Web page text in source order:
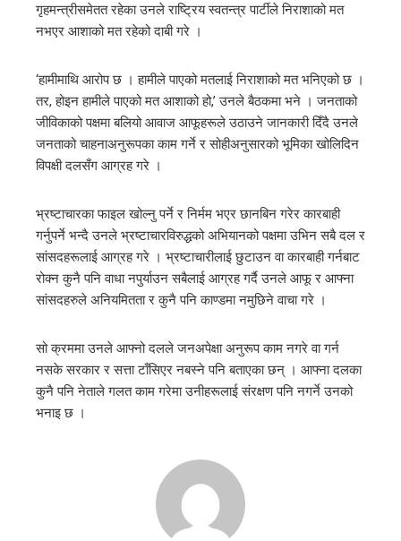
गृहमन्त्रीसमेतत रहेका उनले राष्ट्रिय स्वतन्त्र पार्टीले निराशाको मत
नभएर आशाको मत रहेको दाबी गरे ।
‘हामीमाथि आरोप छ । हामीले पाएको मतलाई निराशाको मत भनिएको छ ।
तर, होइन हामीले पाएको मत आशाको हो,’ उनले बैठकमा भने । जनताको
जीविकाको पक्षमा बलियो आवाज आफूहरूले उठाउने जानकारी दिँदै उनले
जनताको चाहनाअनुरूपका काम गर्ने र सोहीअनुसारको भूमिका खोलिदिन
विपक्षी दलसँग आग्रह गरे ।
भ्रष्टाचारका फाइल खोल्नु पर्ने र निर्मम भएर छानबिन गरेर कारबाही
गर्नुपर्ने भन्दै उनले भ्रष्टाचारविरुद्धको अभियानको पक्षमा उभिन सबै दल र
सांसदहरूलाई आग्रह गरे । भ्रष्टाचारीलाई छुटाउन वा कारबाही गर्नबाट
रोक्न कुनै पनि वाधा नपुर्याउन सबैलाई आग्रह गर्दै उनले आफू र आफ्ना
सांसदहरुले अनियमितता र कुनै पनि काण्डमा नमुछिने वाचा गरे ।
सो क्रममा उनले आफ्नो दलले जनअपेक्षा अनुरूप काम नगरे वा गर्न
नसके सरकार र सत्ता टाँसिएर नबस्ने पनि बताएका छन् । आफ्ना दलका
कुनै पनि नेताले गलत काम गरेमा उनीहरूलाई संरक्षण पनि नगर्ने उनको
भनाइ छ ।